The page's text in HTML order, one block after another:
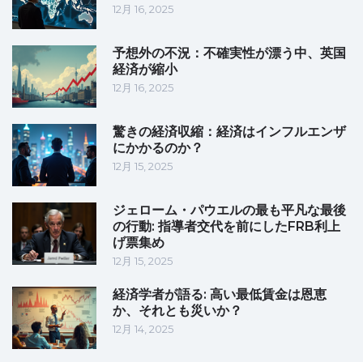
12月 16, 2025
予想外の不況：不確実性が漂う中、英国
経済が縮小
12月 16, 2025
驚きの経済収縮：経済はインフルエンザ
にかかるのか？
12月 15, 2025
ジェローム・パウエルの最も平凡な最後
の行動: 指導者交代を前にしたFRB利上
げ票集め
12月 15, 2025
経済学者が語る: 高い最低賃金は恩恵
か、それとも災いか？
12月 14, 2025